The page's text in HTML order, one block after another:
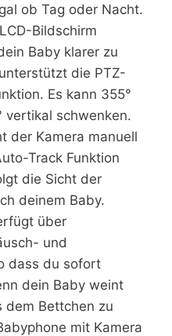
ob Tag oder Nacht.
Bildschirm
Baby klarer zu
die PTZ-
Es kann 355°
vertikal schwenken.
der Kamera manuell
Track Funktion
die Sicht der
deinem Baby.
über
und
dass du sofort
dein Baby weint
dem Bettchen zu
mit Kamera